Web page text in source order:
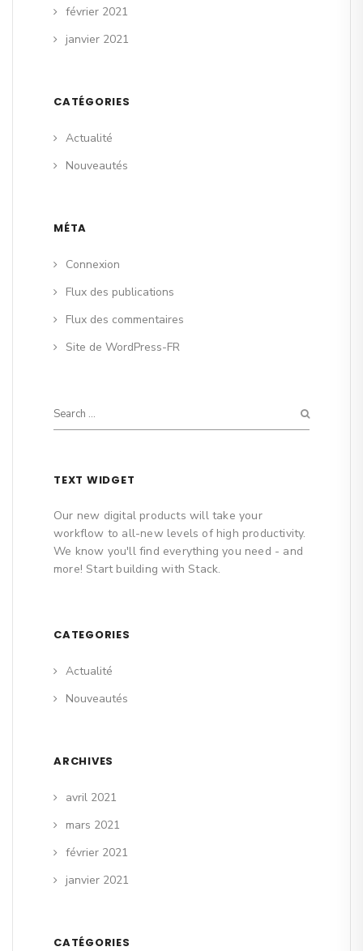
février 2021
janvier 2021
CATÉGORIES
Actualité
Nouveautés
MÉTA
Connexion
Flux des publications
Flux des commentaires
Site de WordPress-FR
TEXT WIDGET
Our new digital products will take your
workflow to all-new levels of high productivity.
We know you'll find everything you need - and
more! Start building with Stack.
CATEGORIES
Actualité
Nouveautés
ARCHIVES
avril 2021
mars 2021
février 2021
janvier 2021
CATÉGORIES